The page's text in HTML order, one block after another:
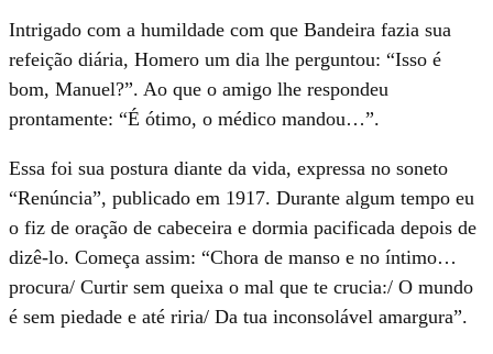
Intrigado com a humildade com que Bandeira fazia sua
refeição diária, Homero um dia lhe perguntou: “Isso é
bom, Manuel?”. Ao que o amigo lhe respondeu
prontamente: “É ótimo, o médico mandou…”.
Essa foi sua postura diante da vida, expressa no soneto
“Renúncia”, publicado em 1917. Durante algum tempo eu
o fiz de oração de cabeceira e dormia pacificada depois de
dizê-lo. Começa assim: “Chora de manso e no íntimo…
procura/ Curtir sem queixa o mal que te crucia:/ O mundo
é sem piedade e até riria/ Da tua inconsolável amargura”.